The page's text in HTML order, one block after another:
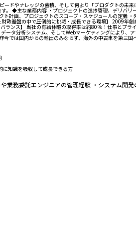
ドやナレッジの蓄積、そして何より「プロダクトの未
◆主な業務内容 ・プロジェクトの進捗管理、デリバリ
計画、プロジェクトのスコープ・スケジュールの定義
基盤の中で圧倒的に挑戦・成長できる環境】 2009年
ンス】 当社の有給休暇の取得率は約80％！仕事とプラ
タ分析システム、そしてWebマーケティングにより、
では国内からの輸出のみならず、海外の中古車を第三国
に知識を吸収して成長できる方
業務委託エンジニアの管理経験 ・システム開